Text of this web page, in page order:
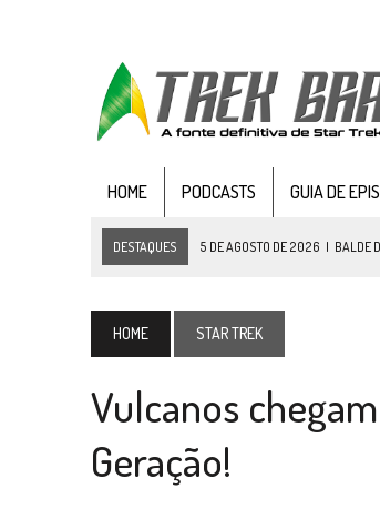
HOME PODCASTS GUIA DE
DESTAQUES 5 DE AGOSTO DE 2026 | BALDE
3 DE AGOSTO DE 2026 | PARAMOUNT E CBS
2 DE AGOSTO DE 2026 TB AO VIVO | STAR
ELENCO DE STRANGE
31 DE JULHO DE 2026
HOME STAR TREK
Vulcanos
Geração!